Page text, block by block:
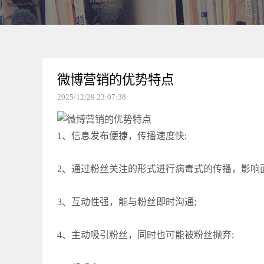
微博营销的优势特点
2025/12/29 23:07:38
1、信息发布便捷，传播速度快;
2、通过粉丝关注的形式进行病毒式的传播，影响
3、互动性强，能与粉丝即时沟通;
4、主动吸引粉丝，同时也可能被粉丝抛弃;